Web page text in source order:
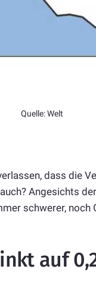
Quelle: Welt
dass die
Angesichts der
schwerer, noch
auf